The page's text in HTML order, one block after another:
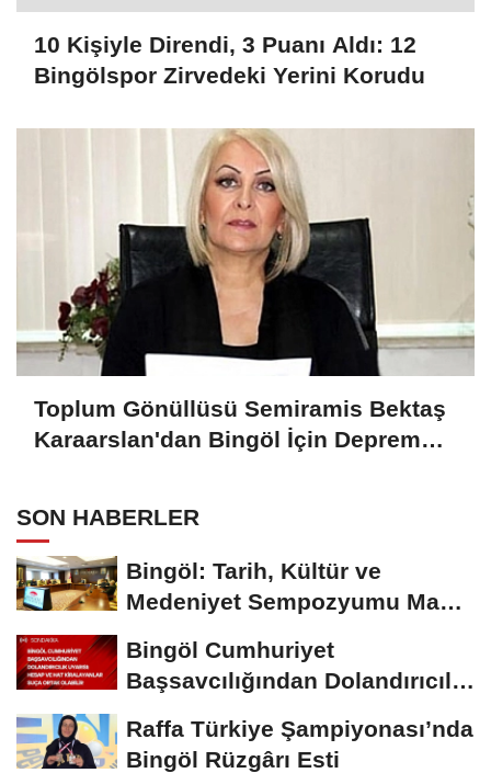
10 Kişiyle Direndi, 3 Puanı Aldı: 12
Bingölspor Zirvedeki Yerini Korudu
Toplum Gönüllüsü Semiramis Bektaş
Karaarslan'dan Bingöl İçin Deprem
SON HABERLER
Bingöl: Tarih, Kültür ve
Medeniyet Sempozyumu Mayıs
Bingöl Cumhuriyet
Başsavcılığından Dolandırıcılık
Raffa Türkiye Şampiyonası’nda
Bingöl Rüzgârı Esti